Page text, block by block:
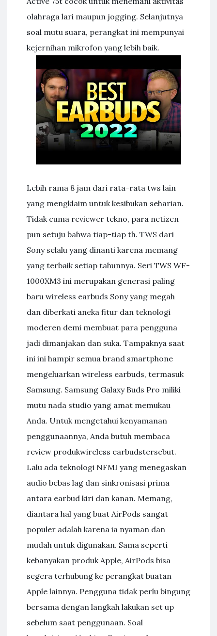
olahraga lari maupun jogging. Selanjutnya
soal mutu suara, perangkat ini mempunyai
kejernihan mikrofon yang lebih baik.
Lebih rama 8 jam dari rata-rata tws lain
yang mengklaim untuk kesibukan seharian.
Tidak cuma reviewer tekno, para netizen
pun setuju bahwa tiap-tiap th. TWS dari
Sony selalu yang dinanti karena memang
yang terbaik setiap tahunnya. Seri TWS WF-
1000XM3 ini merupakan generasi paling
baru wireless earbuds Sony yang megah
dan diberkati aneka fitur dan teknologi
moderen demi membuat para pengguna
jadi dimanjakan dan suka. Tampaknya saat
ini ini hampir semua brand smartphone
mengeluarkan wireless earbuds, termasuk
Samsung. Samsung Galaxy Buds Pro miliki
mutu nada studio yang amat memukau
Anda. Untuk mengetahui kenyamanan
penggunaannya, Anda butuh membaca
review produkwireless earbudstersebut.
Lalu ada teknologi NFMI yang menegaskan
audio bebas lag dan sinkronisasi prima
antara earbud kiri dan kanan. Memang,
diantara hal yang buat AirPods sangat
populer adalah karena ia nyaman dan
mudah untuk digunakan. Sama seperti
kebanyakan produk Apple, AirPods bisa
segera terhubung ke perangkat buatan
Apple lainnya. Pengguna tidak perlu bingung
bersama dengan langkah lakukan set up
sebelum saat penggunaan. Soal